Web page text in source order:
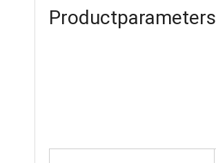
Productparameters